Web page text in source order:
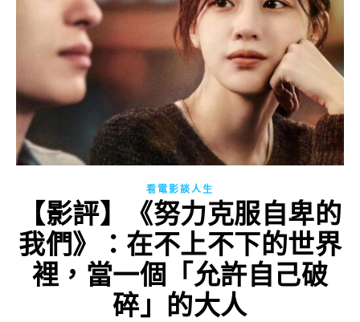
看電影談人生
【影評】《努力克服自卑的
我們》：在不上不下的世界
裡，當一個「允許自己破
碎」的大人